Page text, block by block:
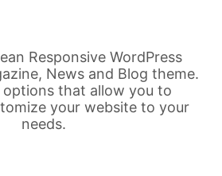
Responsive WordPress
News and Blog theme.
options that allow you to
your website to your
needs.